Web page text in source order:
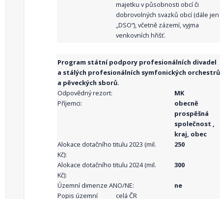
majetku v působnosti obcí či
dobrovolných svazků obcí (dále jen
„DSO“), včetně zázemí, vyjma
venkovních hřišť.
Program státní podpory profesionálních divadel
a stálých profesionálních symfonických orchestrů
a pěveckých sborů.
Odpovědný rezort:
MK
Příjemci:
obecně
prospěšná
společnost ,
kraj, obec
Alokace dotačního titulu 2023 (mil.
Kč):
250
Alokace dotačního titulu 2024 (mil.
Kč):
300
Územní dimenze ANO/NE:
ne
Popis územní
celá ČR